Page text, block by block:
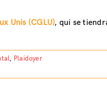
Unis (CGLU), qui se
, Plaidoyer